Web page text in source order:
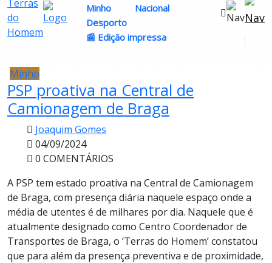
Minho
Nacional
Desporto
📰 Edição impressa
Minho
PSP proativa na Central de
Camionagem de Braga
Joaquim Gomes
04/09/2024
0 COMENTÁRIOS
A PSP tem estado proativa na Central de Camionagem
de Braga, com presença diária naquele espaço onde a
média de utentes é de milhares por dia. Naquele que é
atualmente designado como Centro Coordenador de
Transportes de Braga, o ‘Terras do Homem’ constatou
que para além da presença preventiva e de proximidade,